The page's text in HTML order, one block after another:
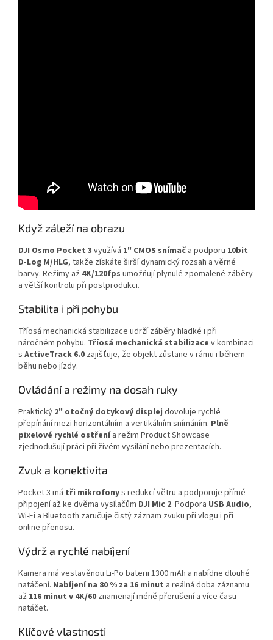
Když záleží na obrazu
DJI Osmo Pocket 3 využívá 1" CMOS snímač a podporu 10bit
D‑Log M/HLG, takže získáte širší dynamický rozsah a věrné
barvy. Režimy až 4K/120fps umožňují plynulé zpomalené záběry
a větší kontrolu při postprodukci.
Stabilita i při pohybu
Tříosá mechanická stabilizace udrží záběry hladké i při
náročném pohybu. Tříosá mechanická stabilizace v kombinaci
s ActiveTrack 6.0 zajišťuje, že objekt zůstane v rámu i během
běhu nebo jízdy.
Ovládání a režimy na dosah ruky
Praktický 2" otočný dotykový displej dovoluje rychlé
přepínání mezi horizontálním a vertikálním snímáním. Plně
pixelové rychlé ostřenía režim Product Showcase
zjednodušují práci při živém vysílání nebo prezentacích.
Zvuk a konektivita
Pocket 3 má tři mikrofonys redukcí větru a podporuje přímé
připojení až ke dvěma vysílačům DJI Mic 2. Podpora USB Audio,
Wi‑Fi a Bluetooth zaručuje čistý záznam zvuku při vlogu i při
online přenosu.
Výdrž a rychlé nabíjení
Kamera má vestavěnou Li‑Po baterii 1300 mAh a nabídne dlouhé
natáčení. Nabíjení na 80 % za 16 minut a reálná doba záznamu
až 116 minut v 4K/60 znamenají méně přerušení a více času
natáčet.
Klíčové vlastnosti